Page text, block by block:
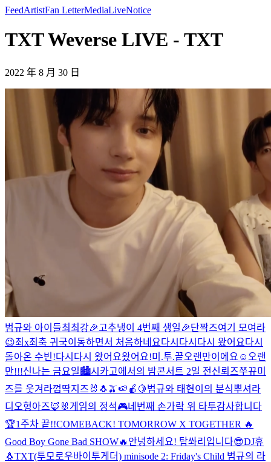
FeedArtistFan LetterMediaLiveNotice
TXT Weverse LIVE - TXT
2022 年 8 月 30 日
범규와 아이들최최강🎉고추냉이 4번째 생일🎉단짝즈여기 모여라
😉최x최 축 귀국이동하면서 처음하네요다시다시다시 왔어요다시
돌아온 수빈!다시다시 왔어요왔어요!미.투.끝오랜만이에요☺️ 오랜
만!!!신나는 금요일🏙시카고에서의 밤콘서트 2일 전신뢰즈쭈뀨미
즈를 웃겨라껌딱지즈🐰🐧🫒🍉🍎🍋범규와 태현이의 분식뿌셔라
디오형아즈🦊🐰 게임의 정석🎮네번째 손가락 위 타투감사합니다
🏆1주차 끝!!COMEBACK! TOMORROW X TOGETHER 🔥
Good Boy Gone Bad SHOW🔥 안녕하세요! 탑쏴리입니다😎DJ휴
🐧TXT(투모로우바이투게더) minisode 2: Friday's Child 범규의 라